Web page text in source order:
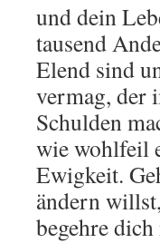
und dein
tausend
Elend sind
vermag, der
Schulden
wie wohlfeil
Ewigkeit.
ändern
begehre